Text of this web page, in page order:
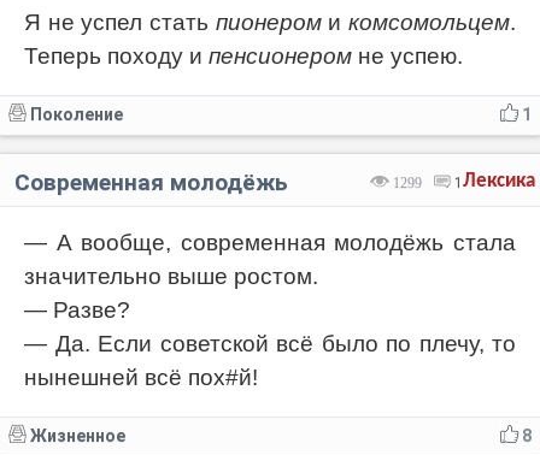
Я не успел стать пионеромикомсомольцем.
Теперь походу и пенсионером не успею.
1
Поколение
Лексика
1299 1
Современная молодёжь
— А вообще, современная молодёжь стала
значительно выше ростом.
— Разве?
— Да. Если советской всё было по плечу, то
нынешней всё пох#й!
8
Жизненное